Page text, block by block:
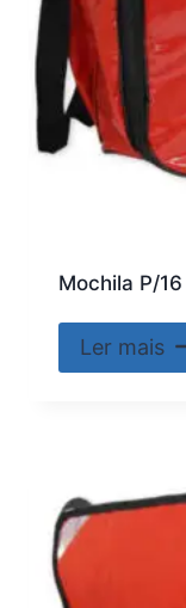
Mochila P/
Ler mais